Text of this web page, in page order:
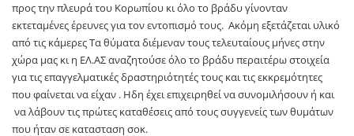
προς την πλευρά του Κορωπίου κι όλο το βράδυ γίνονταν
εκτεταμένες έρευνες για τον εντοπισμό τους. Ακόμη εξετάζεται υλικό
από τις κάμερες Τα θύματα διέμεναν τους τελευταίους μήνες στην
χώρα μας κι η ΕΛ.ΑΣ αναζητούσε όλο το βράδυ περαιτέρω στοιχεία
για τις επαγγελματικές δραστηριότητές τους και τις εκκρεμότητες
που φαίνεται να είχαν . Ηδη έχει επιχειρηθεί να συνομιλήσουν ή και
να λάβουν τις πρώτες καταθέσεις από τους συγγενείς των θυμάτων
που ήταν σε κατασταση σοκ.